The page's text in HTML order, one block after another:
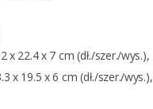
x 22.4 x 7 cm (dł./szer./wys.),
x 19.5 x 6 cm (dł./szer./wys.),